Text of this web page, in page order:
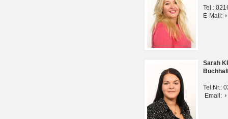
Tel.:
E-Mail:
Sarah
Tel:Nr.:
Email: